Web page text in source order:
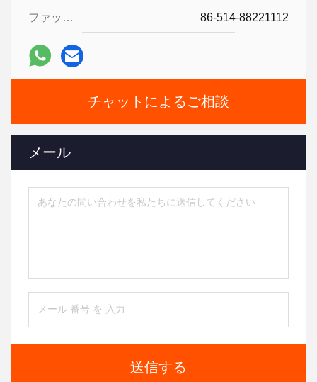
ファックス: 86-514-88221112
チャットによるご相談
メール
送信する